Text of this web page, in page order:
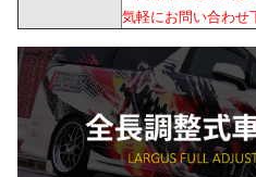
気軽にお問い合わせ